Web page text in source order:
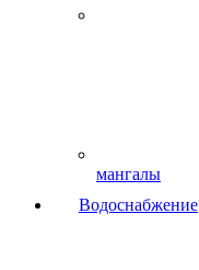
мангалы
Водоснабжение